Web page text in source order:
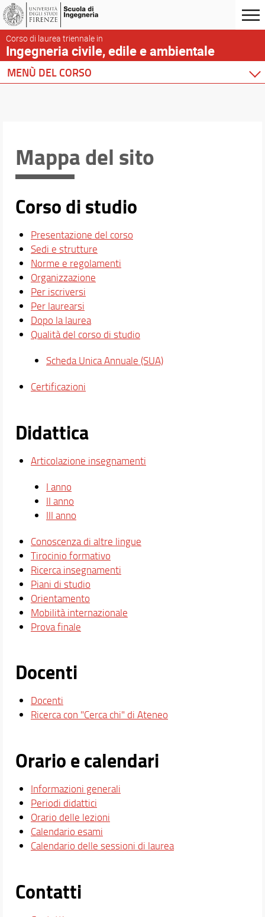
Corso di laurea triennale in
Ingegneria civile, edile e ambientale
MENÙ DEL CORSO
Docenti
Orario e calendari
Contatti
Mappa del sito
Corso di studio
Presentazione del corso
Sedi e strutture
Norme e regolamenti
Organizzazione
Per iscriversi
Per laurearsi
Dopo la laurea
Qualità del corso di studio
Scheda Unica Annuale (SUA)
Certificazioni
Didattica
Articolazione insegnamenti
I anno
II anno
III anno
Conoscenza di altre lingue
Tirocinio formativo
Ricerca insegnamenti
Piani di studio
Orientamento
Mobilità internazionale
Prova finale
Docenti
Docenti
Ricerca con "Cerca chi" di Ateneo
Orario e calendari
Informazioni generali
Periodi didattici
Orario delle lezioni
Calendario esami
Calendario delle sessioni di laurea
Contatti